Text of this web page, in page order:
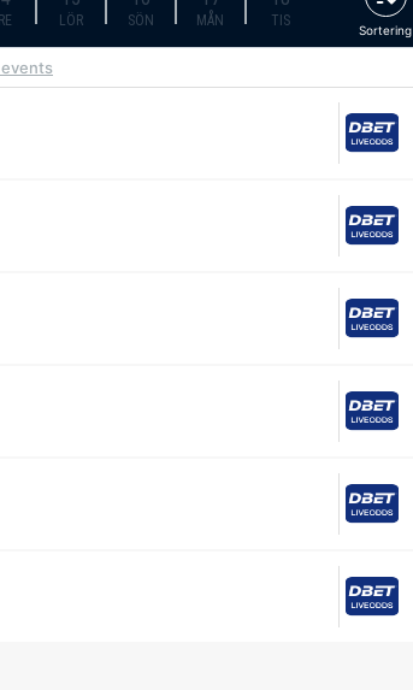
LÖR SÖN MÅN TIS
Sortering